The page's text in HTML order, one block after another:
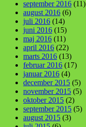
september 2016 (11)
august 2016 (6)
juli 2016 (14)
juni 2016 (15)
maj 2016 (11)
april 2016 (22)
marts 2016 (13)
februar 2016 (17)
januar 2016 (4)
december 2015 (5)
november 2015 (5)
oktober 2015 (2)
september 2015 (5)
august 2015 (3)